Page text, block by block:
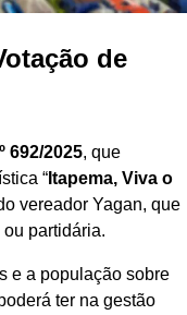
de
692/2025, que
“ Itapema, Viva o
vereador Yagan, que
partidária.
e a população sobre
ter na gestão